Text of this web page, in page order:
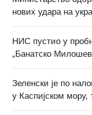
нових удара на
НИС пустио у
„Банатско
Зеленски је по
у Каспијском